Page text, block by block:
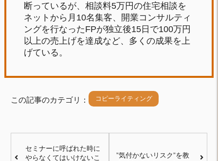
断っているが、相談料5万円の住宅相談を
ネットから月10名集客、開業コンサルティ
ングを行なったFPが独立後15日で100万円
以上の売上げを達成など、多くの成果を上
げている。
この記事のカテゴリ： コピーライティング
セミナーに呼ばれた時に
やらなくてはいけないこ
”気付かないリスク”を教